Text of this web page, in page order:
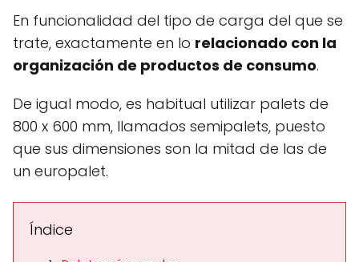
En funcionalidad del tipo de carga del que se
trate, exactamente en lo relacionado con la
organización de productos de consumo.
De igual modo, es habitual utilizar palets de
800 x 600 mm, llamados semipalets, puesto
que sus dimensiones son la mitad de las de
un europalet.
Índice